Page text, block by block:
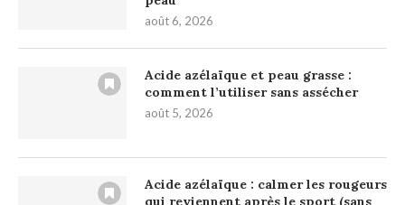
août 6, 2026
Acide azélaïque et peau grasse :
comment l’utiliser sans assécher
août 5, 2026
Acide azélaïque : calmer les rougeurs
qui reviennent après le sport (sans